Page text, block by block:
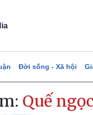
Đời sống - Xã hội
Quế